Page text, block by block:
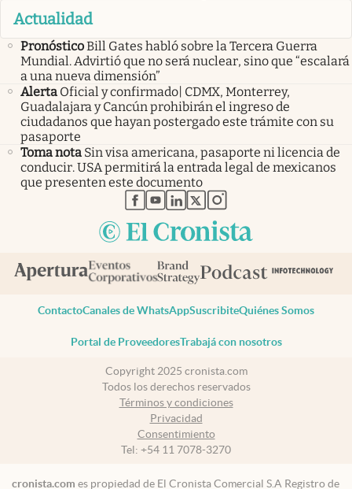
Actualidad
PronósticoBill Gates habló sobre la Tercera Guerra
Mundial. Advirtió que no será nuclear, sino que “escalará
a una nueva dimensión”
Alerta Oficial y confirmado| CDMX, Monterrey,
Guadalajara y Cancún prohibirán el ingreso de
ciudadanos que hayan postergado este trámite con su
pasaporte
Toma nota Sin visa americana, pasaporte ni licencia de
conducir. USA permitirá la entrada legal de mexicanos
que presenten este documento
abre en nueva pestaña
abre en nueva pestaña
abre en nueva pestaña
abre en nueva pestaña
abre en nueva pestaña
ContactoCanales de WhatsAppSuscribiteQuiénes Somos
Portal de ProveedoresTrabajá con nosotros
Copyright 2025 cronista.com
Todos los derechos reservados
Términos y condiciones
Privacidad
Consentimiento
Tel: +54 11 7078-3270
cronista.com es propiedad de El Cronista Comercial S.A Registro de